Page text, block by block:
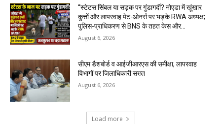
“स्टेटस सिंबल या सड़क पर गुंडागर्दी? नोएडा में खूंखार
कुत्तों और लापरवाह पेट-ओनर्स पर भड़के RWA अध्यक्ष;
पुलिस-प्राधिकरण से BNS के तहत केस और...
August 6, 2026
सीएम डैशबोर्ड व आईजीआरएस की समीक्षा, लापरवाह
विभागों पर जिलाधिकारी सख्त
August 6, 2026
Load more